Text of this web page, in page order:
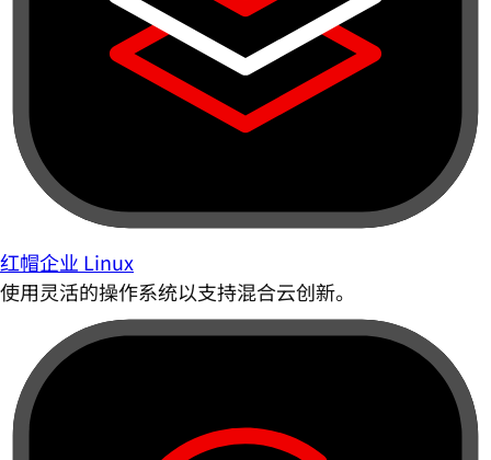
红帽企业 Linux
使用灵活的操作系统以支持混合云创新。